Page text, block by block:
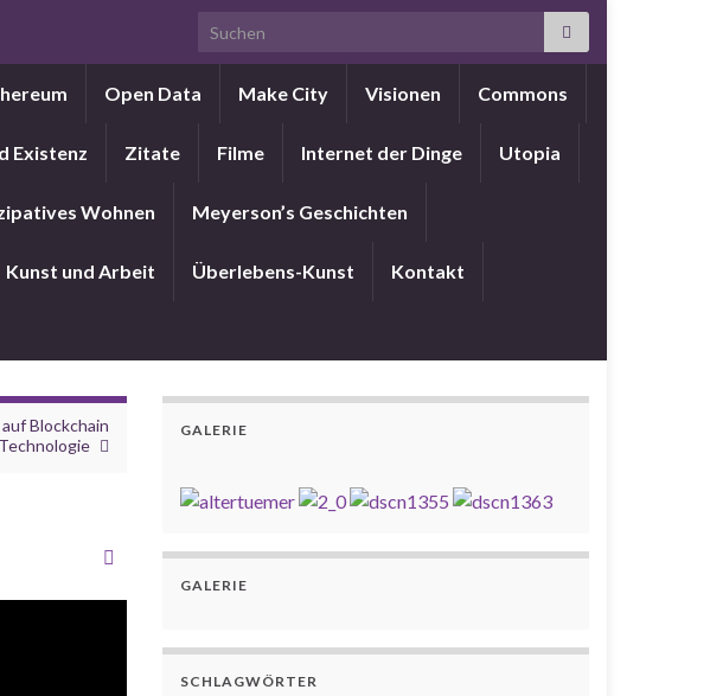
Search for:
Open Data Make City Visionen Commons
Existenz Zitate Filme Internet der Dinge Utopia
Wohnen Meyerson’s Geschichten
Kunst und Arbeit Überlebens-Kunst Kontakt
Blockchain
Technologie
GALERIE
GALERIE
SCHLAGWÖRTER